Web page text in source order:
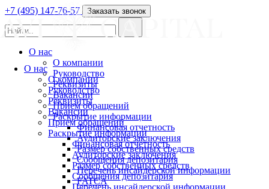
О нас
О компании
Руководство
Реквизиты
Вакансии
Прием обращений
Раскрытие информации
Финансовая отчетность
Аудиторские заключения
Размер собственных средств
Сообщения депозитария
Перечень инсайдерской информации
+7 (495) 147-76-57 Заказать звонок
О нас
О компании
Руководство
Реквизиты
Вакансии
Прием обращений
Раскрытие информации
Финансовая отчетность
Аудиторские заключения
Размер собственных средств
Сообщения депозитария
Перечень инсайдерской информации
FATCA